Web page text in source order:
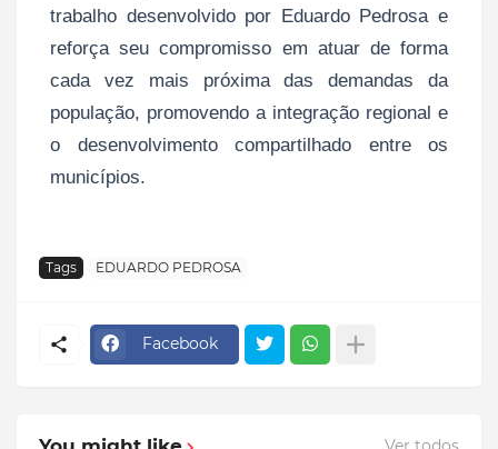
trabalho desenvolvido por Eduardo Pedrosa e
reforça seu compromisso em atuar de forma
cada vez mais próxima das demandas da
população, promovendo a integração regional e
o desenvolvimento compartilhado entre os
municípios.
Tags EDUARDO PEDROSA
Facebook